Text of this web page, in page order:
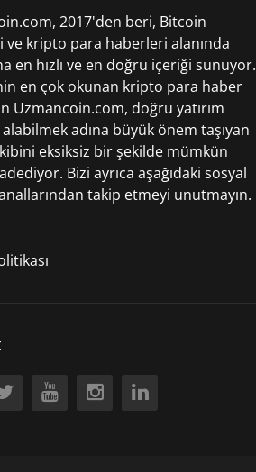
2017'den beri, Bitcoin
ve kripto para haberleri alanında
en hızlı ve en doğru içeriği sunuyor.
en çok okunan kripto para haber
Uzmancoin.com, doğru yatırım
adına büyük önem taşıyan
eksiksiz bir şekilde mümkün
Bizi ayrıca aşağıdaki sosyal
takip etmeyi unutmayın.